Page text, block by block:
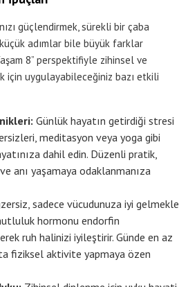
güçlendirmek, sürekli bir çaba
adımlar bile büyük farklar
8” perspektifiyle zihinsel ve
için uygulayabileceğiniz bazı etkili
Günlük hayatın getirdiği stresi
meditasyon veya yoga gibi
dahil edin. Düzenli pratik,
anı yaşamaya odaklanmanıza
sadece vücudunuza iyi gelmekle
hormonu endorfin
ruh halinizi iyileştirir. Günde en az
fiziksel aktivite yapmaya özen